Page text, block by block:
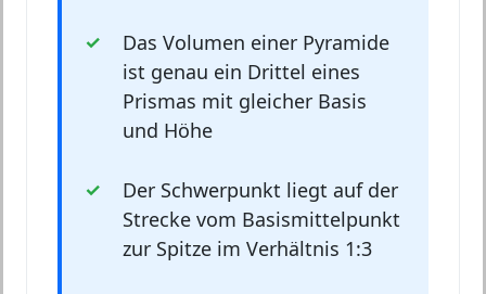
Das Volumen einer Pyramide
ist genau ein Drittel eines
Prismas mit gleicher Basis
und Höhe
Der Schwerpunkt liegt auf der
Strecke vom Basismittelpunkt
zur Spitze im Verhältnis 1:3